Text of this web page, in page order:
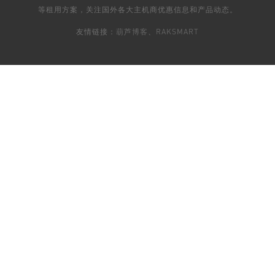
等租用方案，关注国外各大主机商优惠信息和产品动态。
友情链接： 葫芦博客 RAKSMART